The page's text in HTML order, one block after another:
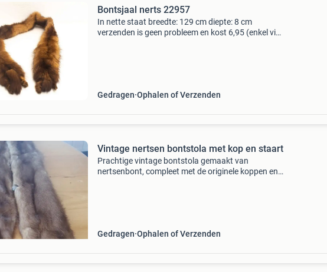
Bontsjaal nerts 22957
In nette staat breedte: 129 cm diepte: 8 cm
verzenden is geen probleem en kost 6,95 (enkel via
Gedragen Ophalen of Verzenden
Vintage nertsen bontstola met kop en staart
Prachtige vintage bontstola gemaakt van
nertsenbont, compleet met de originele koppen en
Gedragen Ophalen of Verzenden